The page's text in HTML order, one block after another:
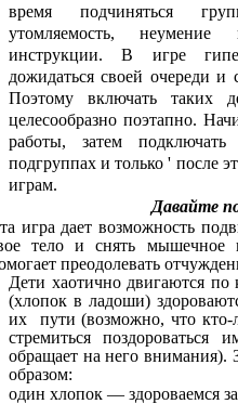
время подчиняться
утомляемость,
инструкции. В игре
дожидаться своей очереди и
Поэтому включать таких
целесообразно поэтапно.
работы, затем
подгруппах и только ' после
играм.
Давайте
игра дает возможность
тело и снять мышечное
преодолевать
Дети хаотично двигаются по
(хлопок в ладоши)
их пути (возможно, что кто-
стремиться
обращает на него внимания).
образом:
один хлопок — здороваемся